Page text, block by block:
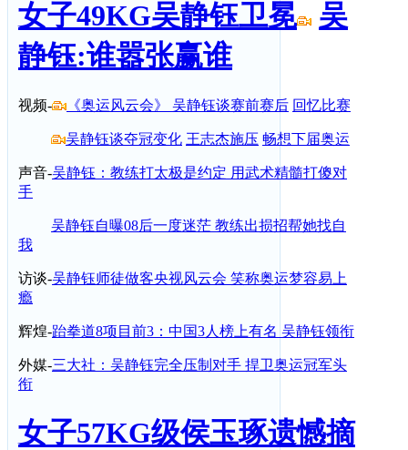
女子49KG吴静钰卫冕
吴
静钰:谁嚣张赢谁
视频- 《奥运风云会》 吴静钰谈赛前赛后 回忆比赛
吴静钰谈夺冠变化 王志杰施压 畅想下届奥运
声音-吴静钰：教练打太极是约定 用武术精髓打傻对
手
吴静钰自曝08后一度迷茫 教练出损招帮她找自
我
访谈-吴静钰师徒做客央视风云会 笑称奥运梦容易上
瘾
辉煌-跆拳道8项目前3：中国3人榜上有名 吴静钰领衔
外媒-三大社：吴静钰完全压制对手 捍卫奥运冠军头
衔
女子57KG级侯玉琢遗憾摘